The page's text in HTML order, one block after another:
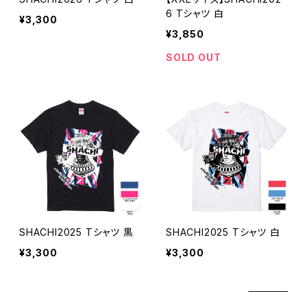
¥3,300
6 Tシャツ 白
¥3,850
SOLD OUT
SHACHI2025 Tシャツ 黒
¥3,300
SHACHI2025 Tシャツ 白
¥3,300